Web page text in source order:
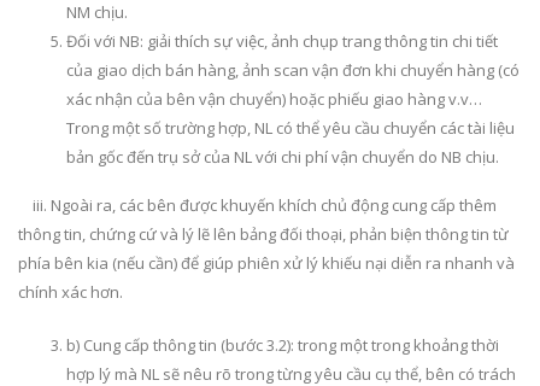
NM chịu.
Đối với NB: giải thích sự việc, ảnh chụp trang thông tin chi tiết
của giao dịch bán hàng, ảnh scan vận đơn khi chuyển hàng (có
xác nhận của bên vận chuyển) hoặc phiếu giao hàng v.v…
Trong một số trường hợp, NL có thể yêu cầu chuyển các tài liệu
bản gốc đến trụ sở của NL với chi phí vận chuyển do NB chịu.
iii. Ngoài ra, các bên được khuyến khích chủ động cung cấp thêm
thông tin, chứng cứ và lý lẽ lên bảng đối thoại, phản biện thông tin từ
phía bên kia (nếu cần) để giúp phiên xử lý khiếu nại diễn ra nhanh và
chính xác hơn.
b) Cung cấp thông tin (bước 3.2): trong một trong khoảng thời
hợp lý mà NL sẽ nêu rõ trong từng yêu cầu cụ thể, bên có trách